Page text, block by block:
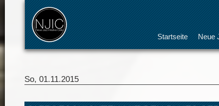
Startseite Neue
So, 01.11.2015